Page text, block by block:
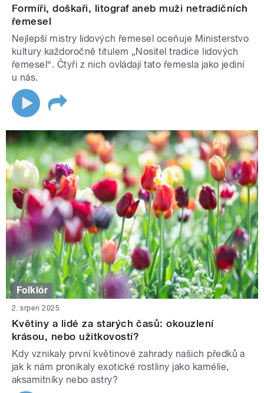
Formíři, doškaři, litograf aneb muži netradičních
řemesel
Nejlepší mistry lidových řemesel oceňuje Ministerstvo
kultury každoročně titulem „Nositel tradice lidových
řemesel“. Čtyři z nich ovládají tato řemesla jako jediní
u nás.
Folklór
2. srpen 2025
Květiny a lidé za starých časů: okouzlení
krásou, nebo užitkovostí?
Kdy vznikaly první květinové zahrady našich předků a
jak k nám pronikaly exotické rostliny jako kamélie,
aksamitníky nebo astry?